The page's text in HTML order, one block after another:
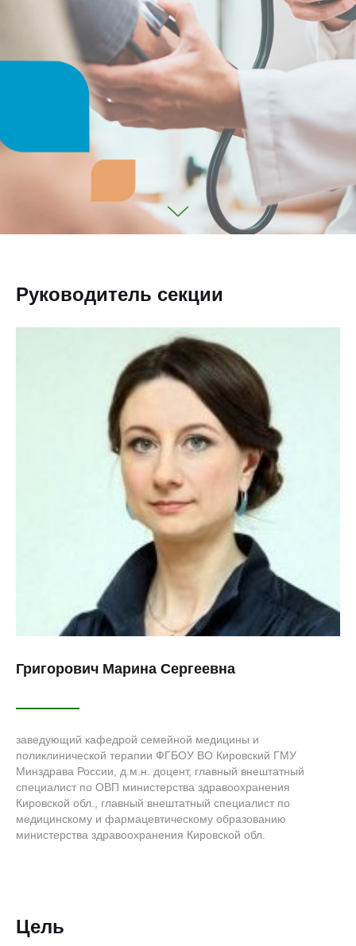
Руководитель секции
Григорович Марина Сергеевна
заведующий кафедрой семейной медицины и
поликлинической терапии ФГБОУ ВО Кировский ГМУ
Минздрава России, д.м.н. доцент, главный внештатный
специалист по ОВП министерства здравоохранения
Кировской обл., главный внештатный специалист по
медицинскому и фармацевтическому образованию
министерства здравоохранения Кировской обл.
Цель